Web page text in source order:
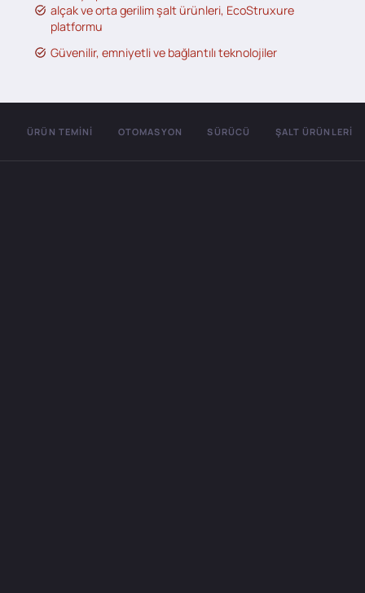
alçak ve orta gerilim şalt ürünleri, EcoStruxure
platformu
Güvenilir, emniyetli ve bağlantılı teknolojiler
ÜRÜN TEMINI OTOMASYON SÜRÜCÜ ŞALT ÜRÜNLERI